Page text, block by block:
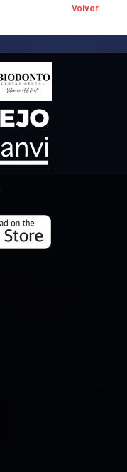
Volver